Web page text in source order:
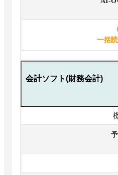
一括
会計ソフト(財務会計)